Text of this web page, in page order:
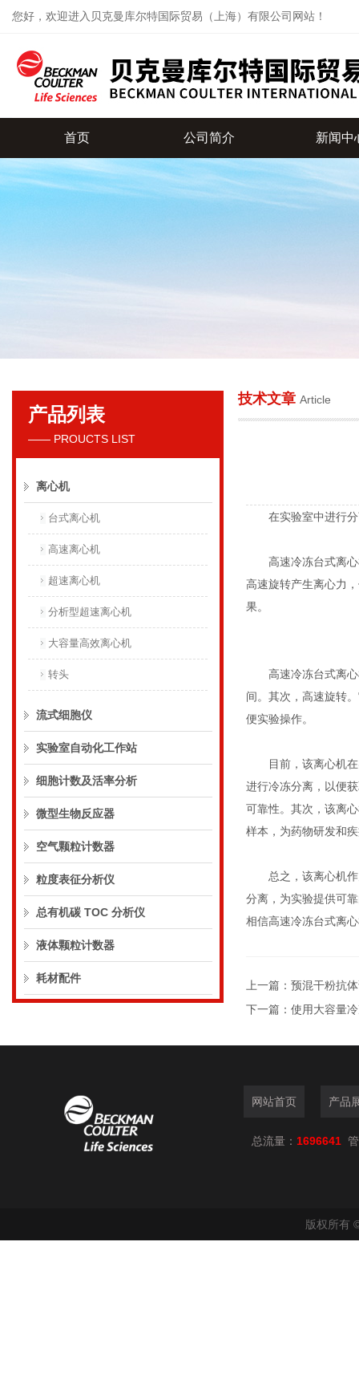
您好，欢迎进入贝克曼库尔特国际贸易（上海）有限公司网站！
贝克曼库尔特国际贸易（上海）有限公司
首页 公司简介 新闻中
产品列表
—— PROUCTS LIST
离心机
台式离心机
高速离心机
超速离心机
分析型超速离心机
大容量高效离心机
转头
流式细胞仪
实验室自动化工作站
细胞计数及活率分析
微型生物反应器
空气颗粒计数器
粒度表征分析仪
总有机碳 TOC 分析仪
液体颗粒计数器
耗材配件
技术文章 Article
在实验室中进行分
高速冷冻台式离心
高速旋转产生离心力
果。
高速冷冻台式离心
间。其次，高速旋转
便实验操作。
目前，该离心机在
进行冷冻分离，以便
可靠性。其次，该离
样本，为药物研发和
总之，该离心机作
分离，为实验提供可
相信高速冷冻台式离
上一篇： 预混干粉抗
下一篇： 使用大容量
网站首页 产品
总流量： 1696641
版权所有